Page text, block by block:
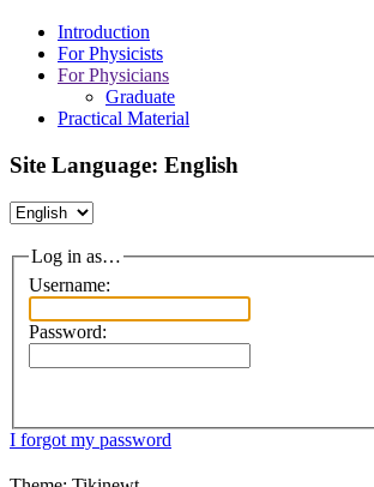
Introduction
For Physicists
For Physicians
Graduate
Practical Material
Site Language: English
Log in as…
Username:
Password:
I forgot my password